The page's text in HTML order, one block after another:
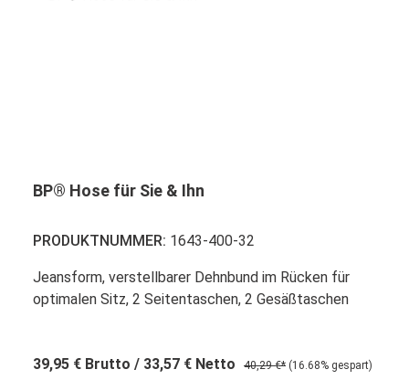
BP® Hose für Sie & Ihn
PRODUKTNUMMER: 1643-400-32
Jeansform, verstellbarer Dehnbund im Rücken für
optimalen Sitz, 2 Seitentaschen, 2 Gesäßtaschen
39,95 € Brutto / 33,57 € Netto 40,29 €* (16.68% gespart)